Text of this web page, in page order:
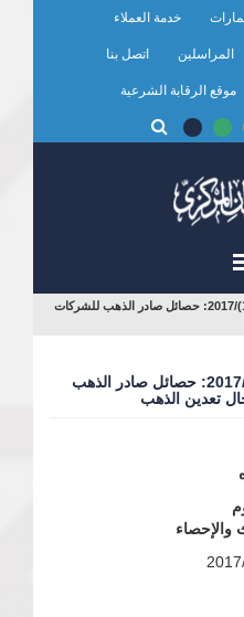
خدمة العملاء
المراسلين اتصل بنا
موقع الرقابة الشرعية
منشور إدارة السياسات رقم (1)/2017: حصائل صادر الذهب للشركات
منشور إدارة السياسات رقم (1)/2017: حصائل صادر الذهب
تعدين الذهب
والإحصاء